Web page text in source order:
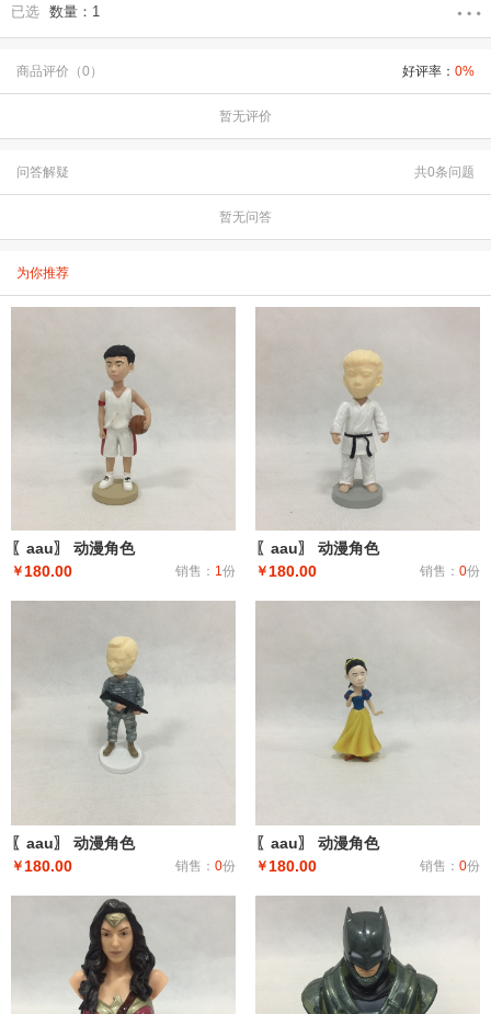
已选 数量：1
商品评价（0） 好评率： 0%
暂无评价
问答解疑 共0条问题
暂无问答
为你推荐
〖aau〗 动漫角色
￥180.00 销售： 1份
〖aau〗 动漫角色
￥180.00 销售： 0份
〖aau〗 动漫角色
￥ 180.00 销售： 0份
〖aau〗 动漫角色
￥ 180.00 销售： 0份